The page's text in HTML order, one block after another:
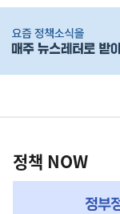
단
영
책
NOW,
정책 NOW